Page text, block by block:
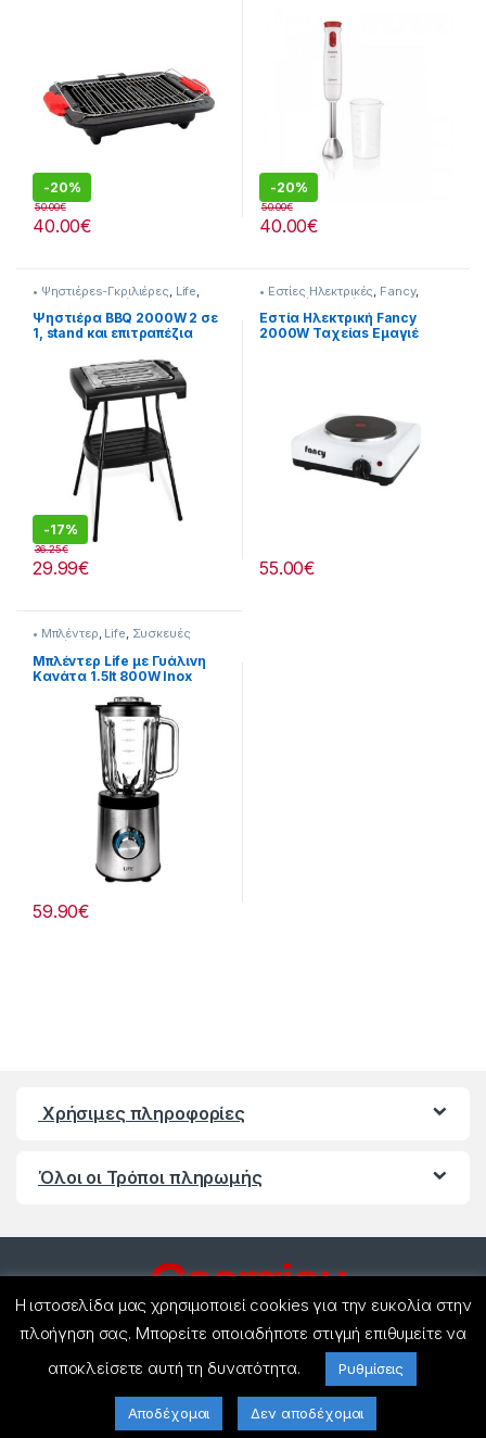
-20%
40.00€
50.00€
-20%
40.00€
50.00€
• Ψηστιέρεs-Γκριλιέρες Life
Συσκευές Κουζίνας
Ψηστιέρα BBQ 2000W 2 σε
1, stand και επιτραπέζια
-17%
29.99€
36.25€
• Εστίες Ηλεκτρικές Fancy,
Συσκευές Κουζίνας
Εστία Ηλεκτρική Fancy
2000W Ταχείαs Εμαγιέ
55.00€
• Μπλέντερ, Life, Συσκευές
Κουζίνας
Μπλέντερ Life με Γυάλινη
Κανάτα 1.5lt 800W Inox
59.90€
Χρήσιμες πληροφορίες
Όλοι οι Τρόποι πληρωμής
Έχετε ερωτήσεις ? Καλέστε
μας!
(+30) 27440 21858
Η ιστοσελίδα μας χρησιμοποιεί cookies για την ευκολία στην
πλοήγηση σας. Μπορείτε οποιαδήποτε στιγμή επιθυμείτε να
αποκλείσετε αυτή τη δυνατότητα.
Ρυθμίσεις
Αποδέχομαι Δεν αποδέχομαι